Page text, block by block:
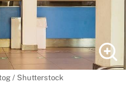
/ Shutterstock